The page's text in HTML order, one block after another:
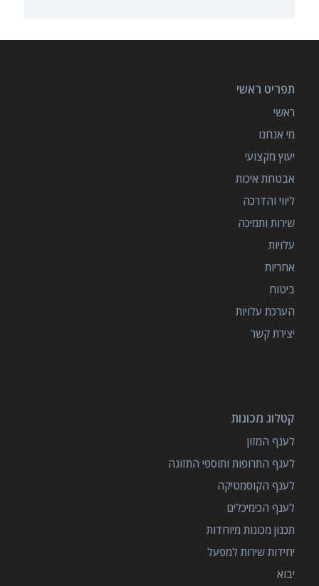
תפריט ראשי
ראשי
מי אנחנו
יעוץ מקצועי
אבטחת איכות
ליווי והדרכה
שירות ותמיכה
עלויות
אחריות
ביטוח
הערכת עלויות
יצירת קשר
קטלוג מכונות
לענף המזון
לענף התרופות ותוספי התזונה
לענף הקוסמטיקה
לענף הכימיכלים
תכנון מכונות מיוחדות
יחידות שירות למפעל
יבוא